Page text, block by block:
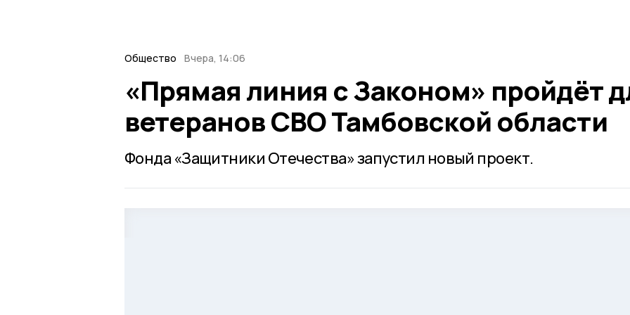
Общество Вчера, 14:06
«Прямая линия с Законом» пройдёт
ветеранов СВО Тамбовской области
Фонда «Защитники Отечества» запустил новый проект.